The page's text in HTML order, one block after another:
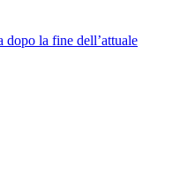
dopo la fine dell’attuale